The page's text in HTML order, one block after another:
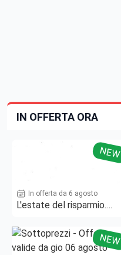
IN OFFERTA ORA
NEW
In offerta da 6 agosto
L'estate del risparmio.
NEW